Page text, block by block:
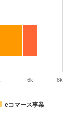
eコマース事業
6k 8k